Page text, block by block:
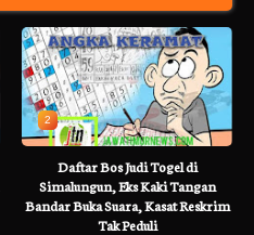
2
Daftar Bos Judi Togel di
Simalungun, Eks Kaki Tangan
Bandar Buka Suara, Kasat Reskrim
Tak Peduli